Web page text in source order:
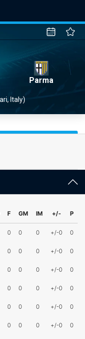
Parma
Italy)
F GM IM +/- P
0 0 0 +/-0 0
0 0 0 +/-0 0
0 0 0 +/-0 0
0 0 0 +/-0 0
0 0 0 +/-0 0
0 0 0 +/-0 0